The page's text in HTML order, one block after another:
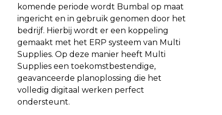
komende periode wordt Bumbal op maat
ingericht en in gebruik genomen door het
bedrijf. Hierbij wordt er een koppeling
gemaakt met het ERP systeem van Multi
Supplies. Op deze manier heeft Multi
Supplies een toekomstbestendige,
geavanceerde planoplossing die het
volledig digitaal werken perfect
ondersteunt.